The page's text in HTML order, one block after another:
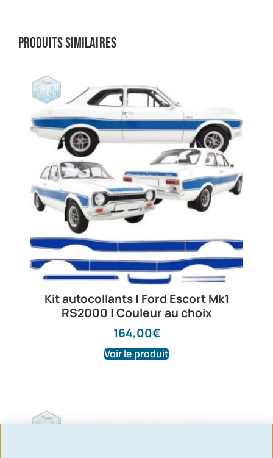
Produits similaires
Kit autocollants | Ford Escort Mk1
RS2000 | Couleur au choix
164,00€
Voir le produit